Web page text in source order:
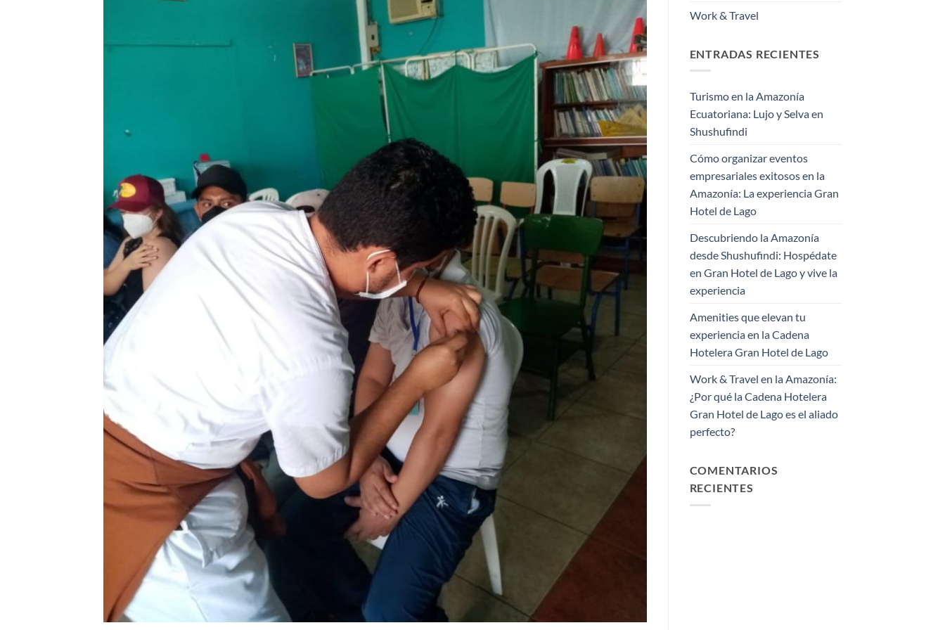
Work & Travel
ENTRADAS RECIENTES
Turismo en la Amazonía
Ecuatoriana: Lujo y Selva en
Shushufindi
Cómo organizar eventos
empresariales exitosos en la
Amazonía: La experiencia Gran
Hotel de Lago
Descubriendo la Amazonía
desde Shushufindi: Hospédate
en Gran Hotel de Lago y vive la
experiencia
Amenities que elevan tu
experiencia en la Cadena
Hotelera Gran Hotel de Lago
Work & Travel en la Amazonía:
¿Por qué la Cadena Hotelera
Gran Hotel de Lago es el aliado
perfecto?
COMENTARIOS
RECIENTES